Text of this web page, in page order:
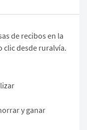
de recibos en la
clic desde ruralvía.
y ganar